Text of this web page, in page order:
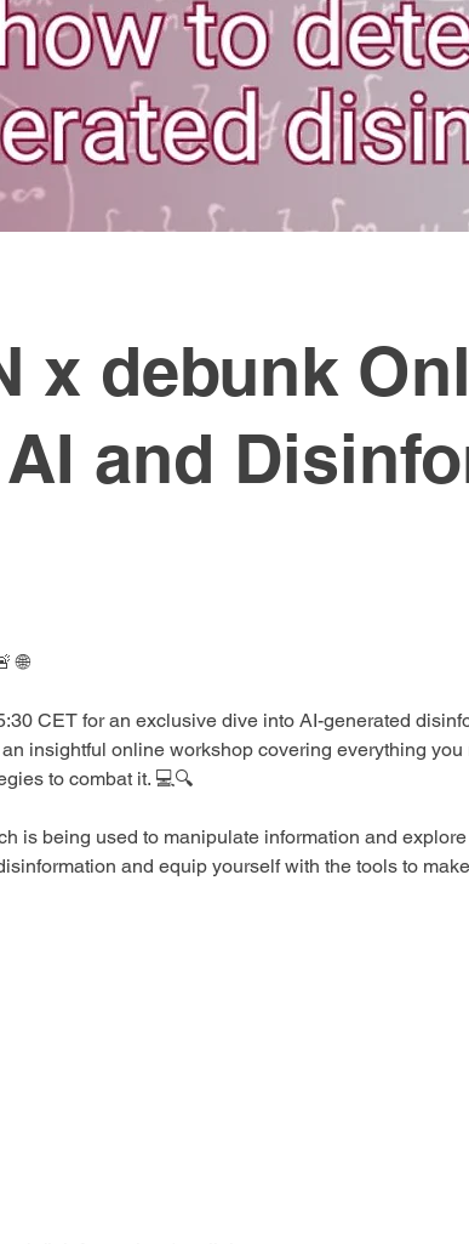
x debunk
AI and
🌐
CET for an exclusive dive into AI-generated
insightful online workshop covering everything
to combat it. 💻🔍
is being used to manipulate information and
and equip yourself with the tools to